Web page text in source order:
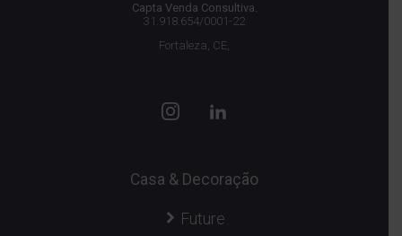
Capta Venda Consultiva.
31.918.654/0001-22
Fortaleza, CE,
Casa & Decoração
Future